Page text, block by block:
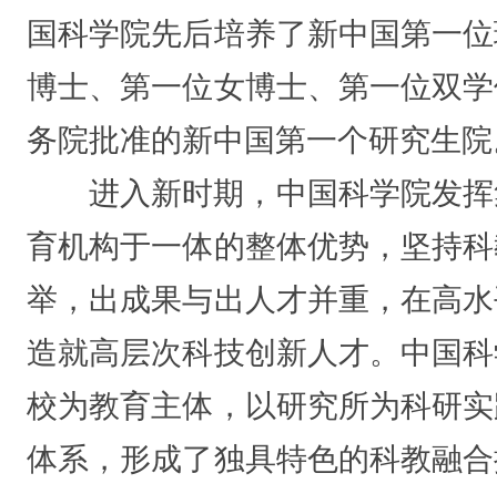
国科学院先后培养了新中国第一
博士、第一位女博士、第一位双
务院批准的新中国第一个研究生
进入新时期，中国科学院发
育机构于一体的整体优势，坚持
举，出成果与出人才并重，在高
造就高层次科技创新人才。中国
校为教育主体，以研究所为科研
体系，形成了独具特色的科教融